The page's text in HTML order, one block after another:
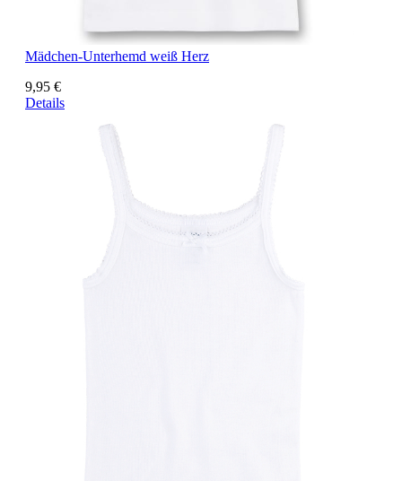
Mädchen-Unterhemd weiß Herz
9,95 €
Details